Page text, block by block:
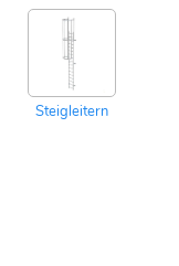
Steigleitern